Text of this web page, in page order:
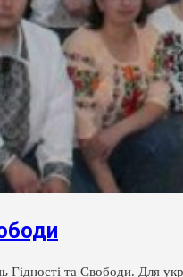
Гідності та Свободи. Для